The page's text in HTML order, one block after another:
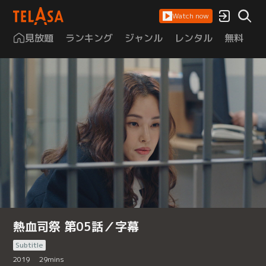
Watch now
見放題 ランキング ジャンル レンタル 無料
熱血司祭 第05話／字幕
Subtitle
2019
29mins